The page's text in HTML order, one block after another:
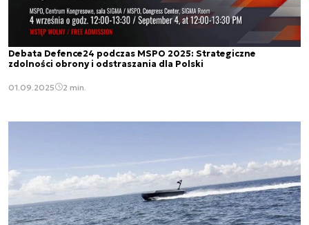
Debata Defence24 podczas MSPO 2025: Strategiczne
zdolności obrony i odstraszania dla Polski
01.09.2025 2 min.